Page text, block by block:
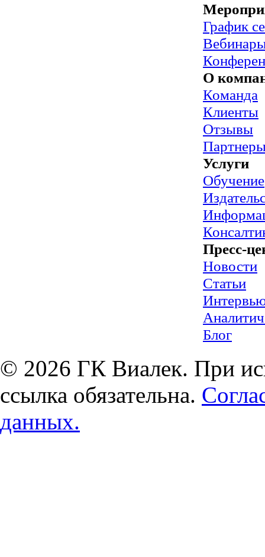
График
О
Команда
Клиенты
Отзывы
Услуги
Обучение
Пресс-
Новости
Статьи
Блог
© 2026 ГК Виалек. При
ссылка обязательна.
данных.